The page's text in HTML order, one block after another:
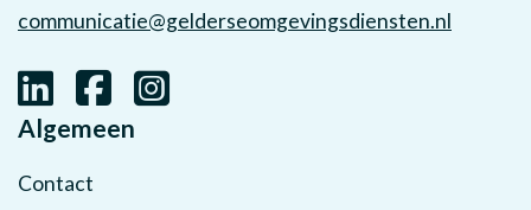
communicatie@gelderseomgevingsdiensten.nl
Algemeen
Contact